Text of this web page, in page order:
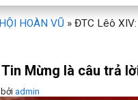
HOÀN VŨ » ĐTC Lêô
Mừng là câu trả
bởi admin